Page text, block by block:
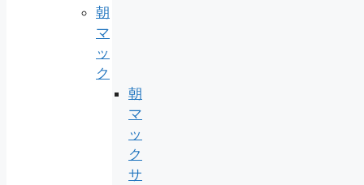
朝
マ
ッ
ク
朝
マ
ッ
ク
サ